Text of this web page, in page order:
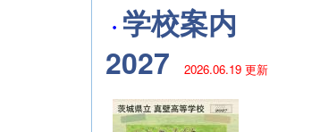
・ 学校案内
2027
2026.06.19 更新